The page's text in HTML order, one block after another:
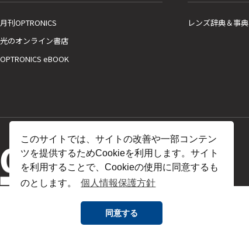
このサイトでは、サイトの改善や一部コンテン
ツを提供するためCookieを利用します。サイト
を利用することで、Cookieの使用に同意するも
のとします。
個人情報保護方針
同意する
月刊OPTRONICS
光のオンライン書店
OPTRONICS eBOOK
レンズ辞典＆事典